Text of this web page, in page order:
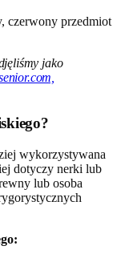
jako
wykorzystywana
dotyczy nerki lub
lub osoba